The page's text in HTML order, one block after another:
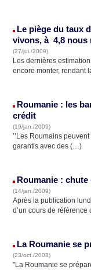
Le piège du taux
vivons, à 4,8 nous
(27/jui./2009)
Les dernières
encore monter, rendant
Roumanie : les
crédit
(19/jan./2009)
’’Les Roumains
garantis avec des (…)
Roumanie :
(14/jan./2009)
Après la publication
d’un cours de
La Roumanie se
(23/oct./2008)
"La Roumanie se